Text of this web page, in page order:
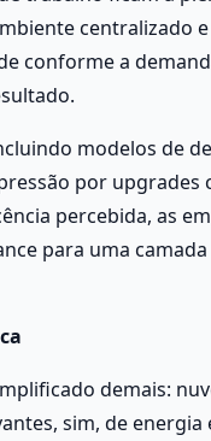
conforme a
modelos de
por upgrades
percebida, as
para uma
demais:
sim, de